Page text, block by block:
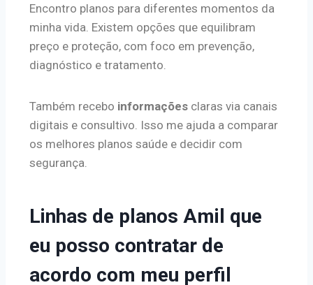
Encontro planos para diferentes momentos da
minha vida. Existem opções que equilibram
preço e proteção, com foco em prevenção,
diagnóstico e tratamento.
Também recebo informações claras via canais
digitais e consultivo. Isso me ajuda a comparar
os melhores planos saúde e decidir com
segurança.
Linhas de planos Amil que
eu posso contratar de
acordo com meu perfil